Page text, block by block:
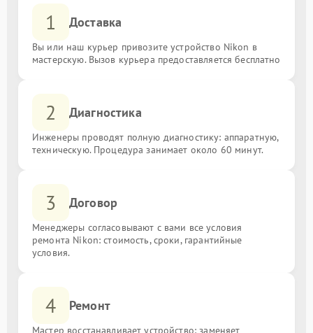
1 Доставка
Вы или наш курьер привозите устройство Nikon в
мастерскую. Вызов курьера предоставляется бесплатно
2 Диагностика
Инженеры проводят полную диагностику: аппаратную,
техническую. Процедура занимает около 60 минут.
3 Договор
Менеджеры согласовывают с вами все условия
ремонта Nikon: стоимость, сроки, гарантийные
условия.
4 Ремонт
Мастер восстанавливает устройство: заменяет